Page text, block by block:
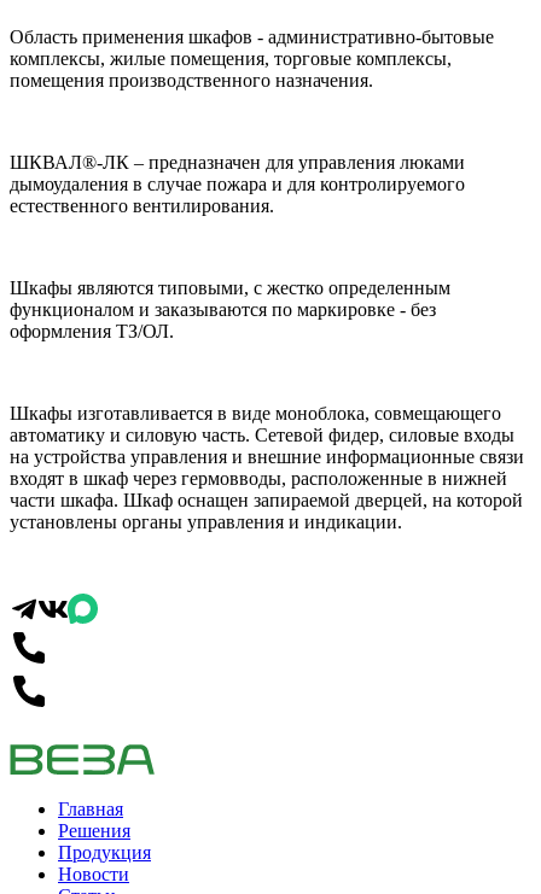
Область применения шкафов - административно-бытовые
комплексы, жилые помещения, торговые комплексы,
помещения производственного назначения.
ШКВАЛ®-ЛК – предназначен для управления люками
дымоудаления в случае пожара и для контролируемого
естественного вентилирования.
Шкафы являются типовыми, с жестко определенным
функционалом и заказываются по маркировке - без
оформления ТЗ/ОЛ.
Шкафы изготавливается в виде моноблока, совмещающего
автоматику и силовую часть. Сетевой фидер, силовые входы
на устройства управления и внешние информационные связи
входят в шкаф через гермовводы, расположенные в нижней
части шкафа. Шкаф оснащен запираемой дверцей, на которой
установлены органы управления и индикации.
Главная
Решения
Продукция
Новости